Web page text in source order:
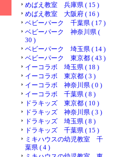
めばえ教室 兵庫県 ( 15 )
めばえ教室 大阪府 ( 16 )
ベビーパーク 千葉県 ( 17 )
ベビーパーク 神奈川県 (
30 )
ベビーパーク 埼玉県 ( 14 )
ベビーパーク 東京都 ( 43 )
イーコラボ 埼玉県 ( 18 )
イーコラボ 東京都 ( 3 )
イーコラボ 神奈川県 ( 0 )
イーコラボ 千葉県 ( 8 )
ドラキッズ 東京都 ( 10 )
ドラキッズ 神奈川県 ( 3 )
ドラキッズ 埼玉県 ( 8 )
ドラキッズ 千葉県 ( 15 )
ミキハウスの幼児教室 千
葉県 ( 4 )